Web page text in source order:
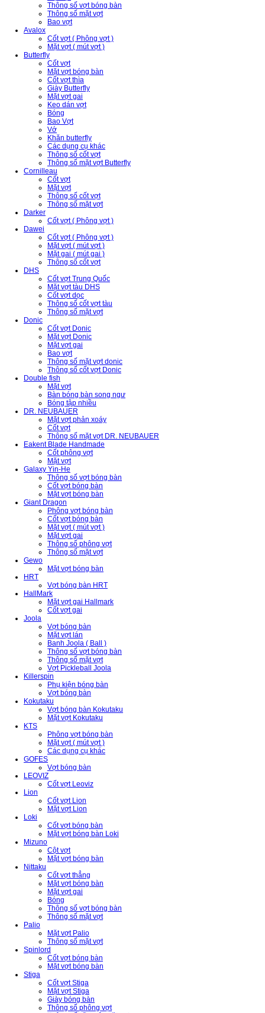
Thông số vợt bóng bàn
Thông số mặt vợt
Bao vợt
Avalox
Cốt vợt ( Phông vợt )
Mặt vợt ( mút vợt )
Butterfly
Cốt vợt
Mặt vợt bóng bàn
Cốt vợt thìa
Giày Butterfly
Mặt vợt gai
Keo dán vợt
Bóng
Bao Vợt
Vớ
Khăn butterfly
Các dụng cụ khác
Thông số cốt vợt
Thông số mặt vợt Butterfly
Cornilleau
Cốt vợt
Mặt vợt
Thông số cốt vợt
Thông số mặt vợt
Darker
Cốt vợt ( Phông vợt )
Dawei
Cốt vợt ( Phông vợt )
Mặt vợt ( mút vợt )
Mặt gai ( mút gai )
Thông số cốt vợt
DHS
Cốt vợt Trung Quốc
Mặt vợt tàu DHS
Cốt vợt dọc
Thông số cốt vợt tàu
Thông số mặt vợt
Donic
Cốt vợt Donic
Mặt vợt Donic
Mặt vợt gai
Bao vợt
Thông số mặt vợt donic
Thông số cốt vợt Donic
Double fish
Mặt vợt
Bàn bóng bàn song ngư
Bóng tập nhiều
DR. NEUBAUER
Mặt vợt phản xoáy
Cốt vợt
Thông số mặt vợt DR. NEUBAUER
Eakent Blade Handmade
Cốt phông vợt
Mặt vợt
Galaxy Yin-He
Thông số vợt bóng bàn
Cốt vợt bóng bàn
Mặt vợt bóng bàn
Giant Dragon
Phông vợt bóng bàn
Cốt vợt bóng bàn
Mặt vợt ( mút vợt )
Mặt vợt gai
Thông số phông vợt
Thông số mặt vợt
Gewo
Mặt vợt bóng bàn
HRT
Vợt bóng bàn HRT
HallMark
Mặt vợt gai Hallmark
Cốt vợt gai
Joola
Vợt bóng bàn
Mặt vợt lán
Banh Joola ( Ball )
Thông số vợt bóng bàn
Thông số mặt vợt
Vợt Pickleball Joola
Killerspin
Phụ kiện bóng bàn
Vợt bóng bàn
Kokutaku
Vợt bóng bàn Kokutaku
Mặt vợt Kokutaku
KTS
Phông vợt bóng bàn
Mặt vợt ( mút vợt )
Các dụng cụ khác
GOFES
Vợt bóng bàn
LEOVIZ
Cốt vợt Leoviz
Lion
Cốt vợt Lion
Mặt vợt Lion
Loki
Cốt vợt bóng bàn
Mặt vợt bóng bàn Loki
Mizuno
Cột vợt
Mặt vợt bóng bàn
Nittaku
Cốt vợt thẳng
Mặt vợt bóng bàn
Mặt vợt gai
Bóng
Thông số vợt bóng bàn
Thông số mặt vợt
Palio
Mặt vợt Palio
Thông số mặt vợt
Spinlord
Cốt vợt bóng bàn
Mặt vợt bóng bàn
Stiga
Cốt vợt Stiga
Mặt vợt Stiga
Giày bóng bàn
Thông số phông vợt